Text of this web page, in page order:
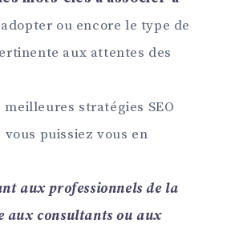
ou encore le type de
aux attentes des
stratégies SEO
puissiez vous en
aux professionnels de la
aux consultants ou aux